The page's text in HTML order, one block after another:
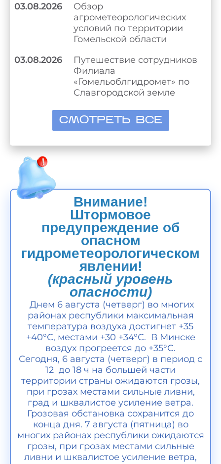
03.08.2026
Обзор
агрометеорологических
условий по территории
Гомельской области
03.08.2026
Путешествие сотрудников
Филиала
«Гомельоблгидромет» по
Славгородской земле
СМОТРЕТЬ ВСЕ
Внимание!
Штормовое
предупреждение об
опасном
гидрометеорологическом
явлении!
(красный уровень
опасности)
Днем 6 августа (четверг) во многих
районах республики максимальная
температура воздуха достигнет +35
+40°С, местами +30 +34°С. В Минске
воздух прогреется до +35°С.
Сегодня, 6 августа (четверг) в период с
12 до 18 ч на большей части
территории страны ожидаются грозы,
при грозах местами сильные ливни,
град и шквалистое усиление ветра.
Грозовая обстановка сохранится до
конца дня. 7 августа (пятница) во
многих районах республики ожидаются
грозы, при грозах местами сильные
ливни и шквалистое усиление ветра,